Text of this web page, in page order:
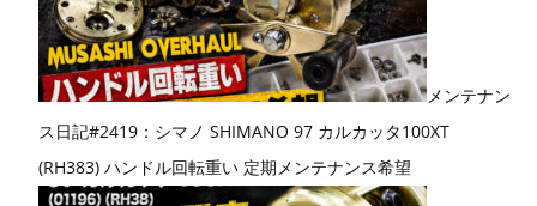
メンテナン
ス日記#2419：シマノ SHIMANO 97 カルカッタ100XT
(RH383) ハンドル回転重い 定期メンテナンス希望